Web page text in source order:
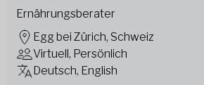
Ernährungsberater
Egg bei Zürich, Schweiz
Virtuell, Persönlich
Deutsch, English